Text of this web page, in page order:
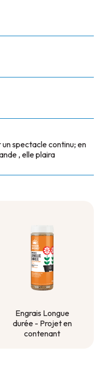
spectacle continu; en
, elle plaira
Engrais Longue
durée - Projet en
contenant